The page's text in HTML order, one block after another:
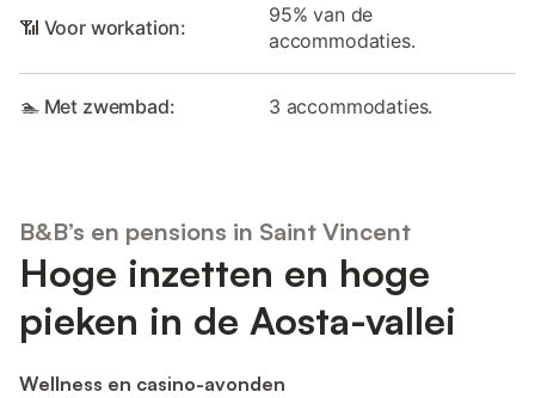
📶 Voor workation:
95% van de
accommodaties.
🏊 Met zwembad: 3 accommodaties.
B&B’s en pensions in Saint Vincent
Hoge inzetten en hoge
pieken in de Aosta-vallei
Wellness en casino-avonden